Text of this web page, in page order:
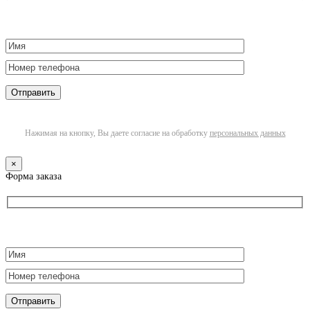
Нажимая на кнопку, Вы даете согласие на обработку персональных данных
×
Форма заказа